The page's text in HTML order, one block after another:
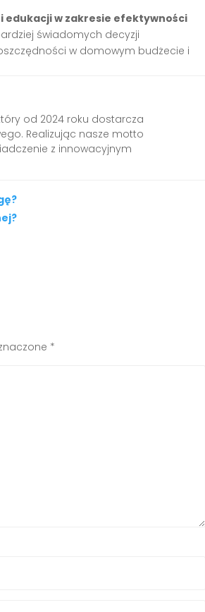
edukacji w zakresie efektywności
świadomych decyzji
w domowym budżecie i
od 2024 roku dostarcza
Realizując nasze motto
z innowacyjnym
*